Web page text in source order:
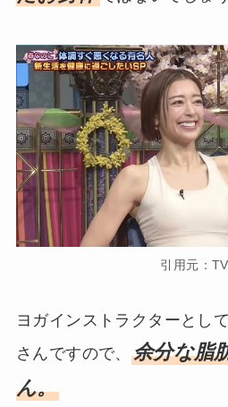
引用元：
ヨガインストラクターとし
さんですので、 余分な脂
ん。